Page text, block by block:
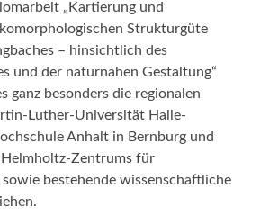
„Kartierung und
Strukturgüte
– hinsichtlich des
und der naturnahen Gestaltung“
ganz besonders die regionalen
Luther-Universität Halle-
Anhalt in Bernburg und
Helmholtz-Zentrums für
bestehende wissenschaftliche